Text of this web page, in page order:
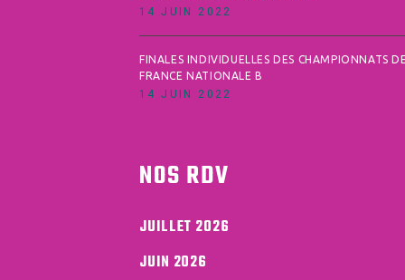
14 JUIN 2022
FINALES INDIVIDUELLES DES CHAMPIONNATS
FRANCE NATIONALE B
14 JUIN 2022
NOS RDV
JUILLET 2026
JUIN 2026